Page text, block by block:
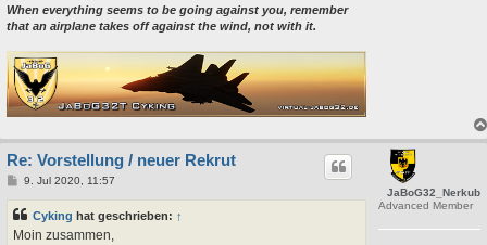
When everything seems to be going against you, remember
that an airplane takes off against the wind, not with it.
JaBoG32_Nerkub
Advanced Member
Re: Vorstellung / neuer Rekrut
B
t
r
9. Jul 2020, 11:57
Cyking hat geschrieben: ↑
Moin zusammen,